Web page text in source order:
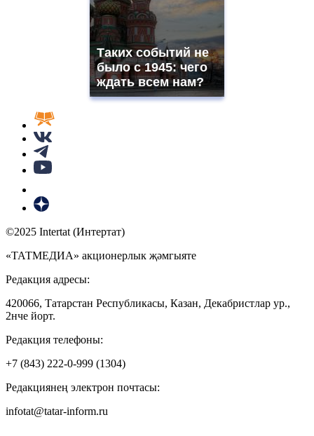
Таких событий не
было с 1945: чего
ждать всем нам?
©2025 Intertat (Интертат)
«ТАТМЕДИА» акционерлык җәмгыяте
Редакция адресы:
420066, Татарстан Республикасы, Казан, Декабристлар ур.,
2нче йорт.
Редакция телефоны:
+7 (843) 222-0-999 (1304)
Редакциянең электрон почтасы:
infotat@tatar-inform.ru